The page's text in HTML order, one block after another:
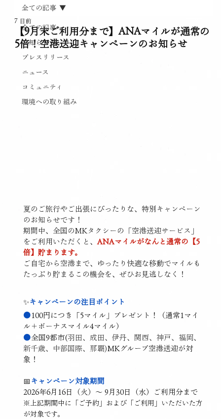
全ての記事
お知らせ
プレスリリース
ニュース
コミュニティ
環境への取り組み
全ての記事
【9月末ご利用分まで】ANAマイルが通常の
5倍！空港送迎キャンペーンのお知らせ
7 日前
夏のご旅行やご出張にぴったりな、特別キャンペーン
のお知らせです！
期間中、全国のMKタクシーの「空港送迎サービス」
をご利用いただくと、ANAマイルがなんと通常の【5
倍】貯まります。
ご自宅から空港まで、ゆったり快適な移動でマイルも
たっぷり貯まるこの機会を、ぜひお見逃しなく！
✨キャンペーンの注目ポイント
● 100円につき「5マイル」プレゼント！（通常1マイ
ル＋ボーナスマイル4マイル）
●全国9都市(羽田、成田、伊丹、関西、神戸、福岡、
新千歳、中部国際、那覇)MKグループ空港送迎が対
象！
📅 キャンペーン対象期間
2026年6月16日（火）～ 9月30日（水）ご利用分まで
※上記期間中に「ご予約」および「ご利用」いただいた方
が対象です。